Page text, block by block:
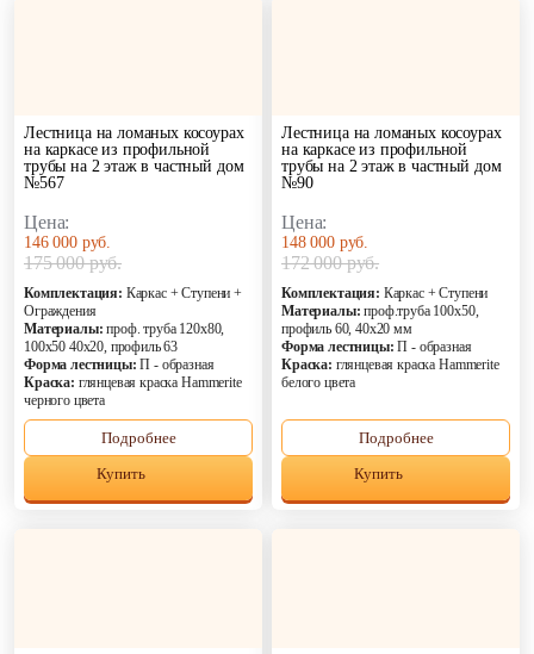
Лестница на ломаных косоурах
на каркасе из профильной
трубы на 2 этаж в частный дом
№567
Цена:
146 000 руб.
175 000 руб.
Комплектация: Каркас + Ступени +
Ограждения
Материалы: проф. труба 120х80,
100х50 40х20, профиль 63
Форма лестницы: П - образная
Краска: глянцевая краска Hammerite
черного цвета
Подробнее
Купить
Лестница на ломаных косоурах
на каркасе из профильной
трубы на 2 этаж в частный дом
№90
Цена:
148 000 руб.
172 000 руб.
Комплектация: Каркас + Ступени
Материалы: проф.труба 100х50,
профиль 60, 40х20 мм
Форма лестницы: П - образная
Краска: глянцевая краска Hammerite
белого цвета
Подробнее
Купить